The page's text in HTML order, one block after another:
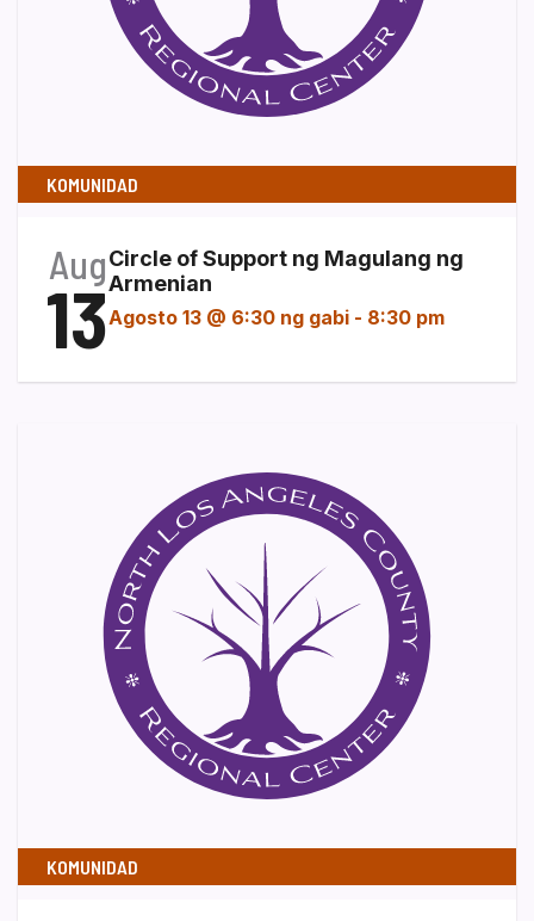
KOMUNIDAD
Aug
13
Circle of Support ng Magulang ng
Armenian
Agosto 13 @ 6:30 ng gabi - 8:30 pm
KOMUNIDAD